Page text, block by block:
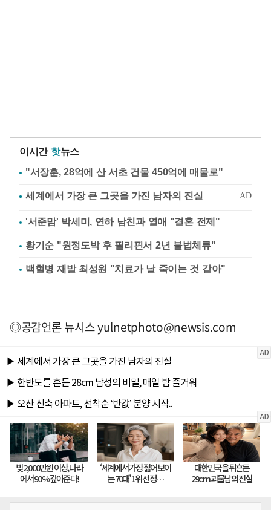
이시간 핫뉴스
"서장훈, 28억에 산 서초 건물 450억에 매물로"
'서준맘' 박세미, 연하 남친과 열애 "결혼 전제"
황기순 "원정도박 후 필리핀서 2년 불법체류"
백혈병 재발 최성원 "치료가 날 죽이는 것 같아"
◎공감언론 뉴시스yulnetphoto@newsis.com